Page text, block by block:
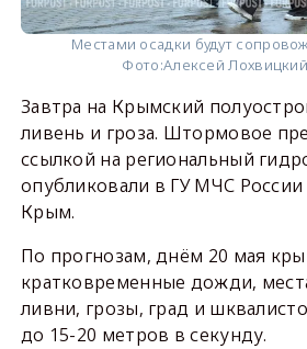
Местами осадки будут
Фото:Алексей
Завтра на Крымский
ливень и гроза. Штормовое
ссылкой на региональный
опубликовали в ГУ МЧС России
Крым.
По прогнозам, днём 20 мая
кратковременные дожди,
ливни, грозы, град и
до 15-20 метров в секунду.